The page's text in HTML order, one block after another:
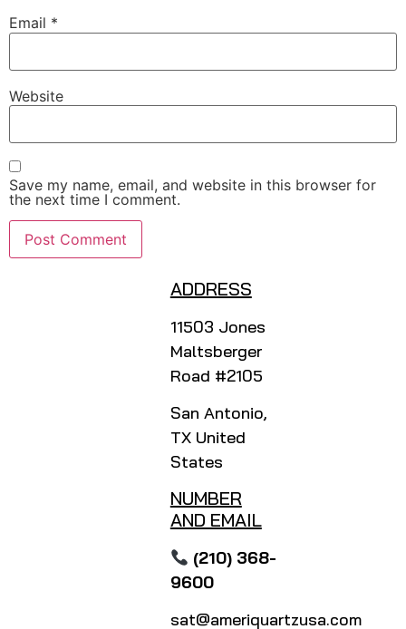
Email *
Website
Save my name, email, and website in this browser for
the next time I comment.
ADDRESS
11503 Jones
Maltsberger
Road #2105
San Antonio,
TX United
States
NUMBER
AND EMAIL
(210) 368-
9600
sat@ameriquartzusa.com